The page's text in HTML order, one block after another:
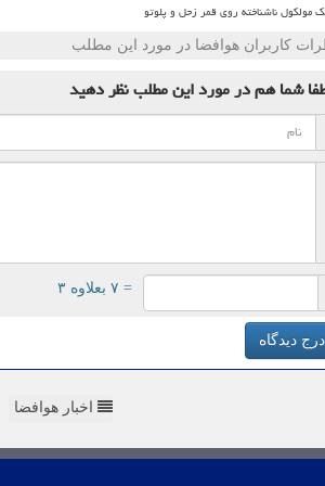
ناشناخته روی قمر زحل و پلوتو
کاربران هوافضا در مورد این مطلب
شما همدر مورد این مطلبنظر دهید
= ۷ بعلاوه ۳
درج دیدگاه
اخبار هوافضا